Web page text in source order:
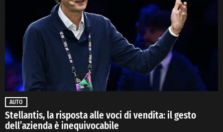
AUTO
Stellantis, la risposta alle voci di vendita: il gesto
dell’azienda è inequivocabile